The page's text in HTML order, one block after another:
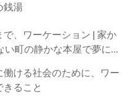
銭湯
で、ワーケーション | 家か
い町の静かな本屋で夢に近
働ける社会のために、ワー
ること